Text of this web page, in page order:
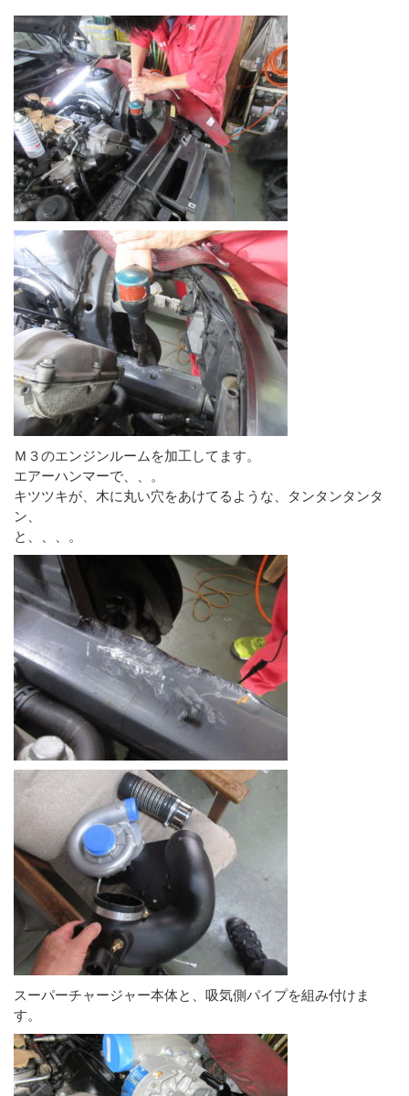
Ｍ３のエンジンルームを加工してます。
エアーハンマーで、、。
キツツキが、木に丸い穴をあけてるような、タンタンタンタ
ン、
と、、、。
スーパーチャージャー本体と、吸気側パイプを組み付けま
す。